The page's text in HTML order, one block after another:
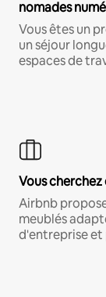
nomades
Vous êtes un
un séjour
espaces de
Vous cherchez
Airbnb
meublés
d'entreprise et